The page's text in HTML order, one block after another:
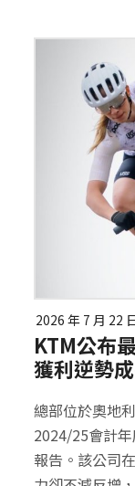
2026 年 7 月 22
KTM公布
獲利逆勢
總部位於奧地
2024/25會計
報告。該公司